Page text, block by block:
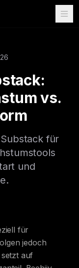
vs.
für
und
für
jedoch
auf